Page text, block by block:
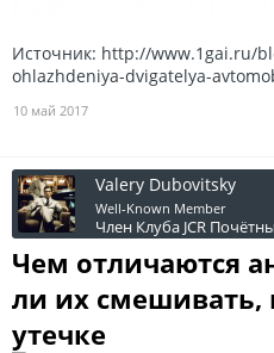
Источник: http://www.1gai.ru/
ohlazhdeniya-dvigatelya-
10 май 2017
Valery Dubovitsky
Well-Known Member
Член Клуба JCR
Чем отличаются
ли их смешивать,
утечке